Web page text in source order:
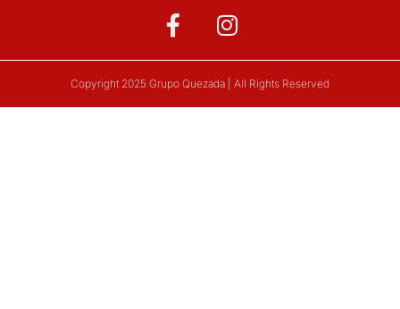
Copyright 2025 Grupo Quezada | All Rights Reserved